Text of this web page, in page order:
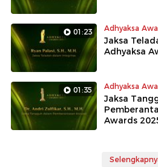
01:23 Adhyaksa
Jaksa
Adhyaksa
01:35 Adhyaksa
Jaksa
Awards